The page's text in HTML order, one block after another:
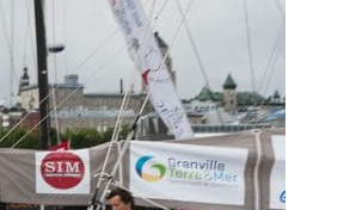
,Multi50 - Ocean Fifty,Transat Café l'Or